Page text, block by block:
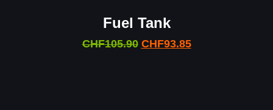
Fuel Tank
CHF105.90 CHF93.85